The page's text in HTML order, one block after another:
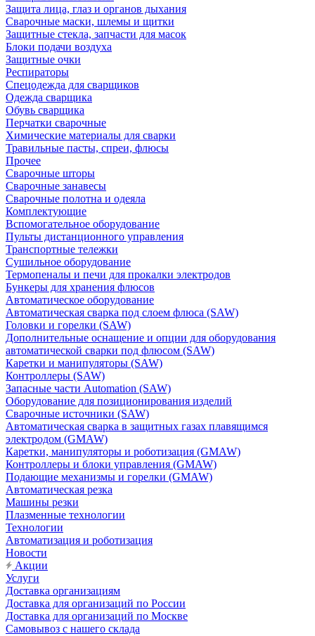
Защита лица, глаз и органов дыхания
Сварочные маски, шлемы и щитки
Защитные стекла, запчасти для масок
Блоки подачи воздуха
Защитные очки
Респираторы
Спецодежда для сварщиков
Одежда сварщика
Обувь сварщика
Перчатки сварочные
Химические материалы для сварки
Травильные пасты, спреи, флюсы
Прочее
Сварочные шторы
Сварочные занавесы
Сварочные полотна и одеяла
Комплектующие
Вспомогательное оборудование
Пульты дистанционного управления
Транспортные тележки
Сушильное оборудование
Термопеналы и печи для прокалки электродов
Бункеры для хранения флюсов
Автоматическое оборудование
Автоматическая сварка под слоем флюса (SAW)
Головки и горелки (SAW)
Дополнительные оснащение и опции для оборудования
автоматической сварки под флюсом (SAW)
Каретки и манипуляторы (SAW)
Контроллеры (SAW)
Запасные части Automation (SAW)
Оборудование для позиционирования изделий
Сварочные источники (SAW)
Автоматическая сварка в защитных газах плавящимся
электродом (GMAW)
Каретки, манипуляторы и роботизация (GMAW)
Контроллеры и блоки управления (GMAW)
Подающие механизмы и горелки (GMAW)
Автоматическая резка
Машины резки
Плазменные технологии
Технологии
Автоматизация и роботизация
Новости
Акции
Услуги
Доставка организациям
Доставка для организаций по России
Доставка для организаций по Москве
Самовывоз с нашего склада